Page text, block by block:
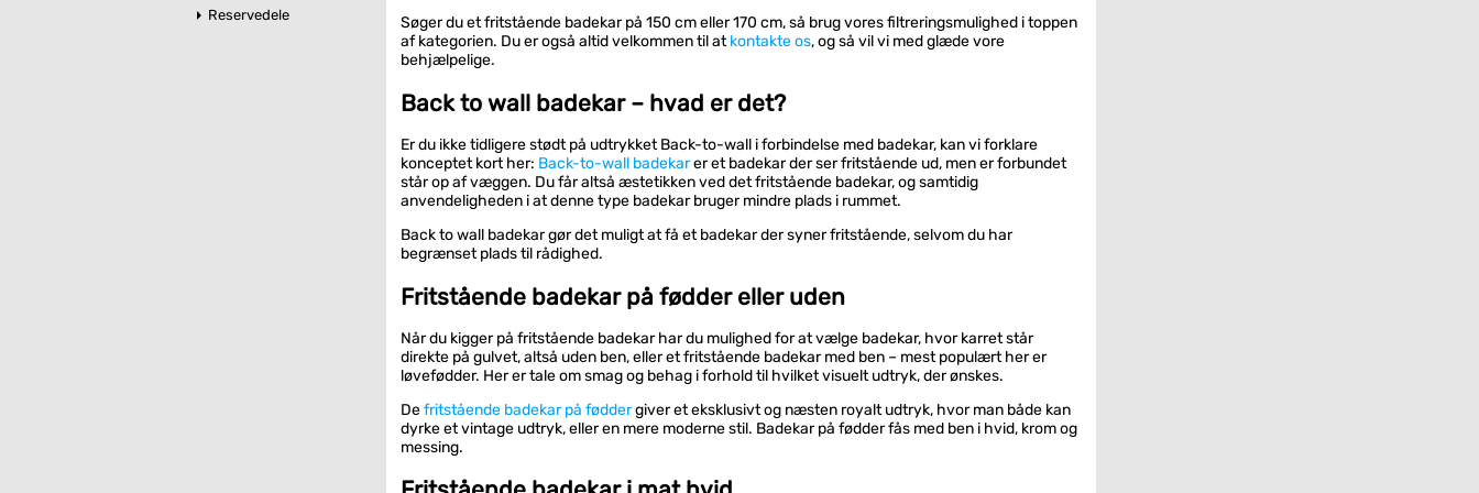
Reservedele
Søger du et fritstående badekar på 150 cm eller 170 cm, så brug vores filtreringsmulighed i toppen
af kategorien. Du er også altid velkommen til atkontakte os, og så vil vi med glæde vore
behjælpelige.
Back to wall badekar – hvad er det?
Er du ikke tidligere stødt på udtrykket Back-to-wall i forbindelse med badekar, kan vi forklare
konceptet kort her: Back-to-wall badekarer et badekar der ser fritstående ud, men er forbundet
står op af væggen. Du får altså æstetikken ved det fritstående badekar, og samtidig
anvendeligheden i at denne type badekar bruger mindre plads i rummet.
Back to wall badekar gør det muligt at få et badekar der syner fritstående, selvom du har
begrænset plads til rådighed.
Fritstående badekar på fødder eller uden
Når du kigger på fritstående badekar har du mulighed for at vælge badekar, hvor karret står
direkte på gulvet, altså uden ben, eller et fritstående badekar med ben – mest populært her er
løvefødder. Her er tale om smag og behag i forhold til hvilket visuelt udtryk, der ønskes.
Defritstående badekar på føddergiver et eksklusivt og næsten royalt udtryk, hvor man både kan
dyrke et vintage udtryk, eller en mere moderne stil. Badekar på fødder fås med ben i hvid, krom og
messing.